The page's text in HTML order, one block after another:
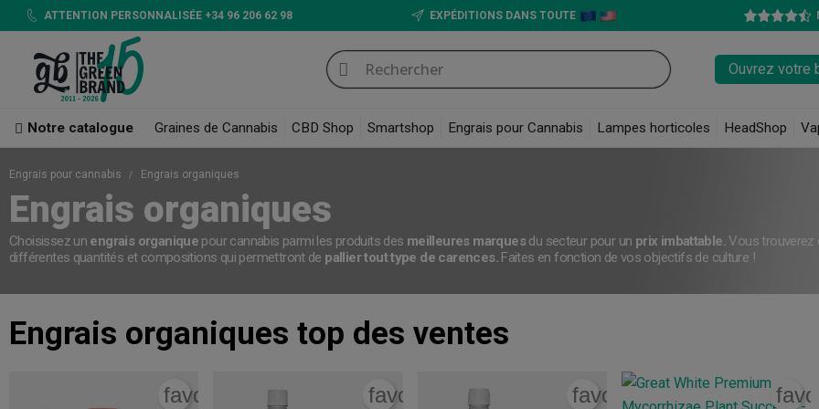
ATTENTION PERSONNALISÉE +34 96 206 62 98 EXPÉDITIONS DANS TOUTE
Ouvrez votre
Notre catalogue Graines de Cannabis CBD Shop Smartshop Engrais pour Cannabis Lampes horticoles HeadShop
Engrais pour cannabis Engrais organiques
Engrais organiques
Choisissez un engrais organique pour cannabis parmi les produits des meilleures marquesdu secteur pour un prix imbattable.Vous trouverez
différentes quantités et compositions qui permettront de pallier tout type de carences.Faites en fonction de vos objectifs de culture !
Engrais organiques top des ventes
favorite_border favorite_border favorite_border